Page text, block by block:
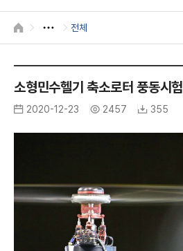
A
HOME 전체
A
R
I
M
A
소형민수헬기 축소로터 풍동시험
2020-12-23 2457 355